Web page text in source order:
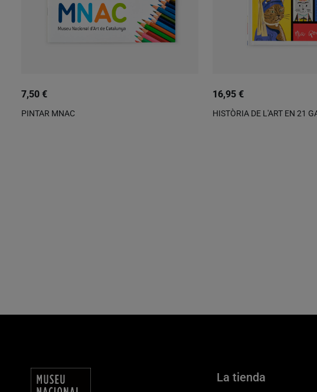
7,50 €
PINTAR MNAC
16,95 €
HISTÒRIA DE L'ART EN 21
La tienda